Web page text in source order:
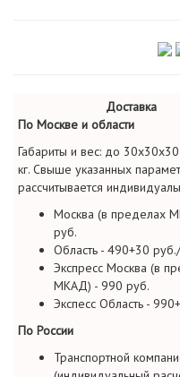
Доставка
По Москве и области
Габариты и вес: до
кг. Свыше указанных
рассчитывается
Москва (в пределах
руб.
Область - 490+30
Экспресс Москва (в
МКАД) - 990 руб.
Экспесс Область -
По России
Транспортной